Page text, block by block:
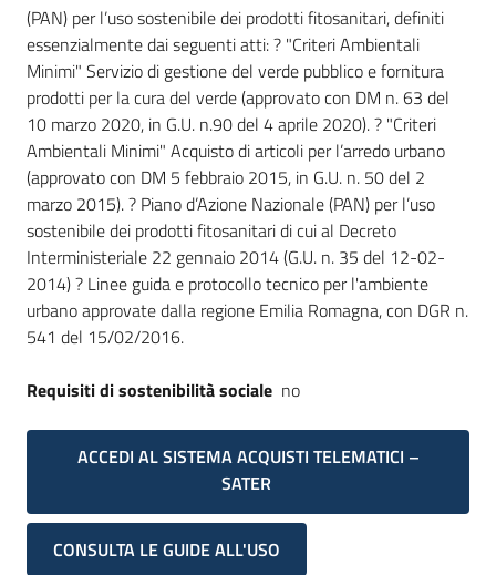
(PAN) per l’uso sostenibile dei prodotti fitosanitari, definiti
essenzialmente dai seguenti atti: ? "Criteri Ambientali
Minimi" Servizio di gestione del verde pubblico e fornitura
prodotti per la cura del verde (approvato con DM n. 63 del
10 marzo 2020, in G.U. n.90 del 4 aprile 2020). ? "Criteri
Ambientali Minimi" Acquisto di articoli per l’arredo urbano
(approvato con DM 5 febbraio 2015, in G.U. n. 50 del 2
marzo 2015). ? Piano d’Azione Nazionale (PAN) per l’uso
sostenibile dei prodotti fitosanitari di cui al Decreto
Interministeriale 22 gennaio 2014 (G.U. n. 35 del 12-02-
2014) ? Linee guida e protocollo tecnico per l'ambiente
urbano approvate dalla regione Emilia Romagna, con DGR n.
541 del 15/02/2016.
Requisiti di sostenibilità sociale no
ACCEDI AL SISTEMA ACQUISTI TELEMATICI –
SATER
CONSULTA LE GUIDE ALL'USO